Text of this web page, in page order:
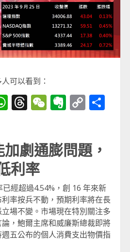
可以看到：
WhatsApp
Threads
WeChat
Evernote
Copy
劇通膨問題，
利率
經超過4.54%，創 16 年來新
率按兵不動，預期利率將在長
場不變。市場現在特別關注多
，鮑爾主席和威廉斯總裁即將
五公布的個人消費支出物價指